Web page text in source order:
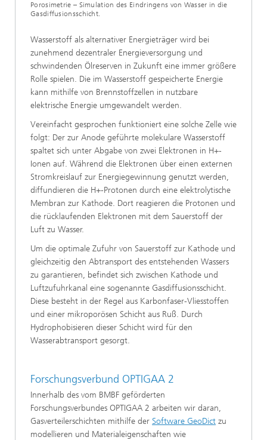
Porosimetrie – Simulation des Eindringens von Wasser in die
Gasdiffusionsschicht.
Wasserstoff als alternativer Energieträger wird bei
zunehmend dezentraler Energieversorgung und
schwindenden Ölreserven in Zukunft eine immer größere
Rolle spielen. Die im Wasserstoff gespeicherte Energie
kann mithilfe von Brennstoffzellen in nutzbare
elektrische Energie umgewandelt werden.
Vereinfacht gesprochen funktioniert eine solche Zelle wie
folgt: Der zur Anode geführte molekulare Wasserstoff
spaltet sich unter Abgabe von zwei Elektronen in H+-
Ionen auf. Während die Elektronen über einen externen
Stromkreislauf zur Energiegewinnung genutzt werden,
diffundieren die H+-Protonen durch eine elektrolytische
Membran zur Kathode. Dort reagieren die Protonen und
die rücklaufenden Elektronen mit dem Sauerstoff der
Luft zu Wasser.
Um die optimale Zufuhr von Sauerstoff zur Kathode und
gleichzeitig den Abtransport des entstehenden Wassers
zu garantieren, befindet sich zwischen Kathode und
Luftzufuhrkanal eine sogenannte Gasdiffusionsschicht.
Diese besteht in der Regel aus Karbonfaser-Vliesstoffen
und einer mikroporösen Schicht aus Ruß. Durch
Hydrophobisieren dieser Schicht wird für den
Wasserabtransport gesorgt.
Forschungsverbund OPTIGAA 2
Innerhalb des vom BMBF geförderten
Forschungsverbundes OPTIGAA 2 arbeiten wir daran,
Gasverteilerschichten mithilfe der Software GeoDict zu
modellieren und Materialeigenschaften wie